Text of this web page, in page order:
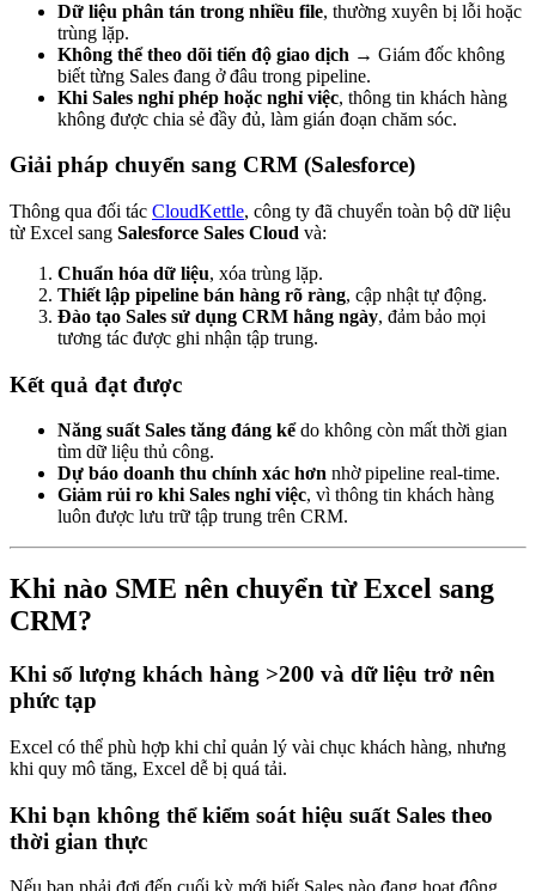
Dữ liệu phân tán trong nhiều file, thường xuyên bị lỗi hoặc
trùng lặp.
Không thể theo dõi tiến độ giao dịch → Giám đốc không
biết từng Sales đang ở đâu trong pipeline.
Khi Sales nghỉ phép hoặc nghỉ việc, thông tin khách hàng
không được chia sẻ đầy đủ, làm gián đoạn chăm sóc.
Giải pháp chuyển sang CRM (Salesforce)
Thông qua đối tác CloudKettle, công ty đã chuyển toàn bộ dữ liệu
từ Excel sang Salesforce Sales Cloud và:
Chuẩn hóa dữ liệu, xóa trùng lặp.
Thiết lập pipeline bán hàng rõ ràng, cập nhật tự động.
Đào tạo Sales sử dụng CRM hằng ngày, đảm bảo mọi
tương tác được ghi nhận tập trung.
Kết quả đạt được
Năng suất Sales tăng đáng kểdo không còn mất thời gian
tìm dữ liệu thủ công.
Dự báo doanh thu chính xác hơn nhờ pipeline real-time.
Giảm rủi ro khi Sales nghỉ việc, vì thông tin khách hàng
luôn được lưu trữ tập trung trên CRM.
Khi nào SME nên chuyển từ Excel sang
CRM?
Khi số lượng khách hàng >200 và dữ liệu trở nên
phức tạp
Excel có thể phù hợp khi chỉ quản lý vài chục khách hàng, nhưng
khi quy mô tăng, Excel dễ bị quá tải.
Khi bạn không thể kiểm soát hiệu suất Sales theo
thời gian thực